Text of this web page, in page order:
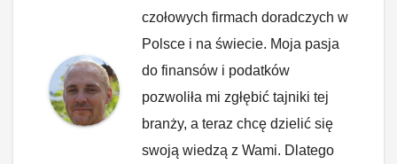
czołowych firmach doradczych w
Polsce i na świecie. Moja pasja
do finansów i podatków
pozwoliła mi zgłębić tajniki tej
branży, a teraz chcę dzielić się
swoją wiedzą z Wami. Dlatego